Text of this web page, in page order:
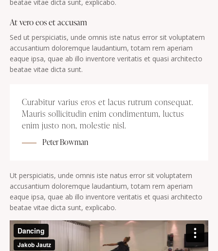
beatae vitae dicta sunt, explicabo.
At vero eos et accusam
Sed ut perspiciatis, unde omnis iste natus error sit voluptatem
accusantium doloremque laudantium, totam rem aperiam
eaque ipsa, quae ab illo inventore veritatis et quasi architecto
beatae vitae dicta sunt.
Curabitur varius eros et lacus rutrum consequat.
Mauris sollicitudin enim condimentum, luctus
enim justo non, molestie nisl.
Peter Bowman
Ut perspiciatis, unde omnis iste natus error sit voluptatem
accusantium doloremque laudantium, totam rem aperiam
eaque ipsa, quae ab illo inventore veritatis et quasi architecto
beatae vitae dicta sunt, explicabo.